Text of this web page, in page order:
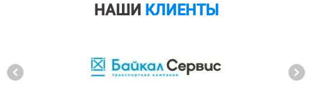
НАШИ КЛИЕНТЫ